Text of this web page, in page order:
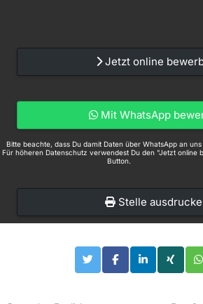
Jetzt online
Mit WhatsApp
Bitte beachte, dass Du damit Daten über WhatsApp an uns
Für höheren Datenschutz verwendest Du den "Jetzt online
Button.
Stelle